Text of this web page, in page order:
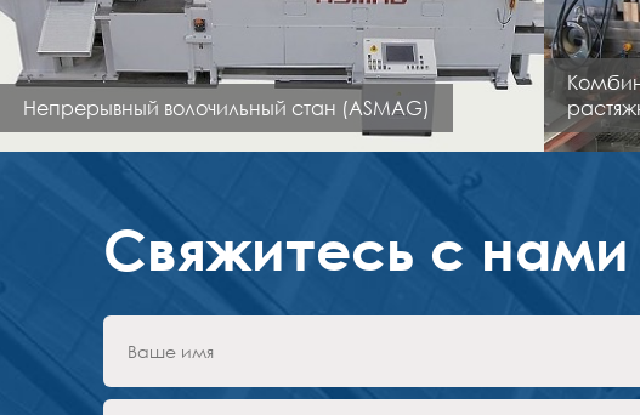
Непрерывный волочильный стан (ASMAG)
Свяжитесь с нами